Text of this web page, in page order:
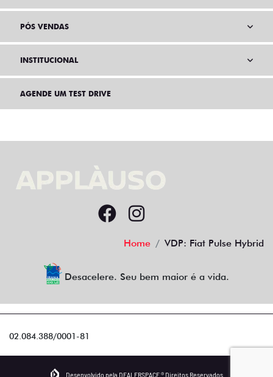
PÓS VENDAS
INSTITUCIONAL
AGENDE UM TEST DRIVE
Home VDP: Fiat Pulse Hybrid
Desacelere. Seu bem maior é a vida.
02.084.388/0001-81
Desenvolvido pela DEALERSPACE ® Direitos Reservados.